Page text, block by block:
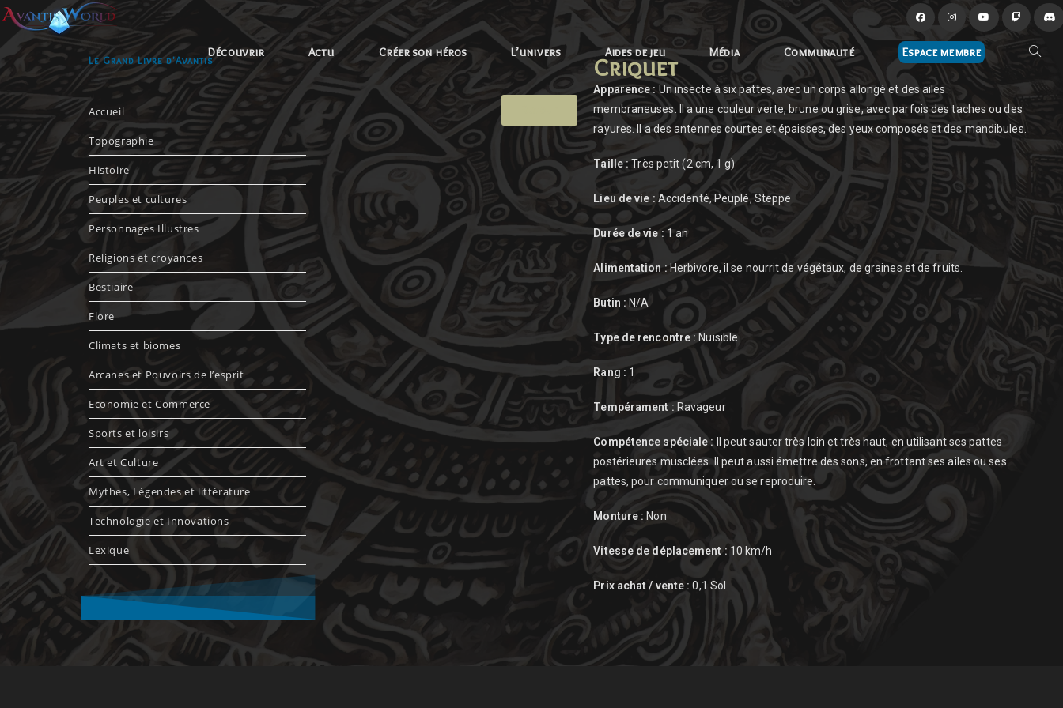
Découvrir Actu Créer son héros L’univers Aides de jeu Média Communauté Espace membre
Le Grand Livre d'Avantis
Accueil
Topographie
Histoire
Peuples et cultures
Personnages Illustres
Religions et croyances
Bestiaire
Flore
Climats et biomes
Arcanes et Pouvoirs de l’esprit
Economie et Commerce
Sports et loisirs
Art et Culture
Mythes, Légendes et littérature
Technologie et Innovations
Lexique
Criquet
Apparence : Un insecte à six pattes, avec un corps allongé et des ailes
membraneuses. Il a une couleur verte, brune ou grise, avec parfois des taches ou des
rayures. Il a des antennes courtes et épaisses, des yeux composés et des mandibules.
Taille :Très petit (2 cm, 1 g)
Lieu de vie : Accidenté, Peuplé, Steppe
Durée de vie : 1 an
Alimentation :Herbivore, il se nourrit de végétaux, de graines et de fruits.
Butin : N/A
Type de rencontre : Nuisible
Rang : 1
Tempérament : Ravageur
Compétence spéciale : Il peut sauter très loin et très haut, en utilisant ses pattes
postérieures musclées. Il peut aussi émettre des sons, en frottant ses ailes ou ses
pattes, pour communiquer ou se reproduire.
Monture : Non
Vitesse de déplacement : 10 km/h
Prix achat / vente : 0,1 Sol